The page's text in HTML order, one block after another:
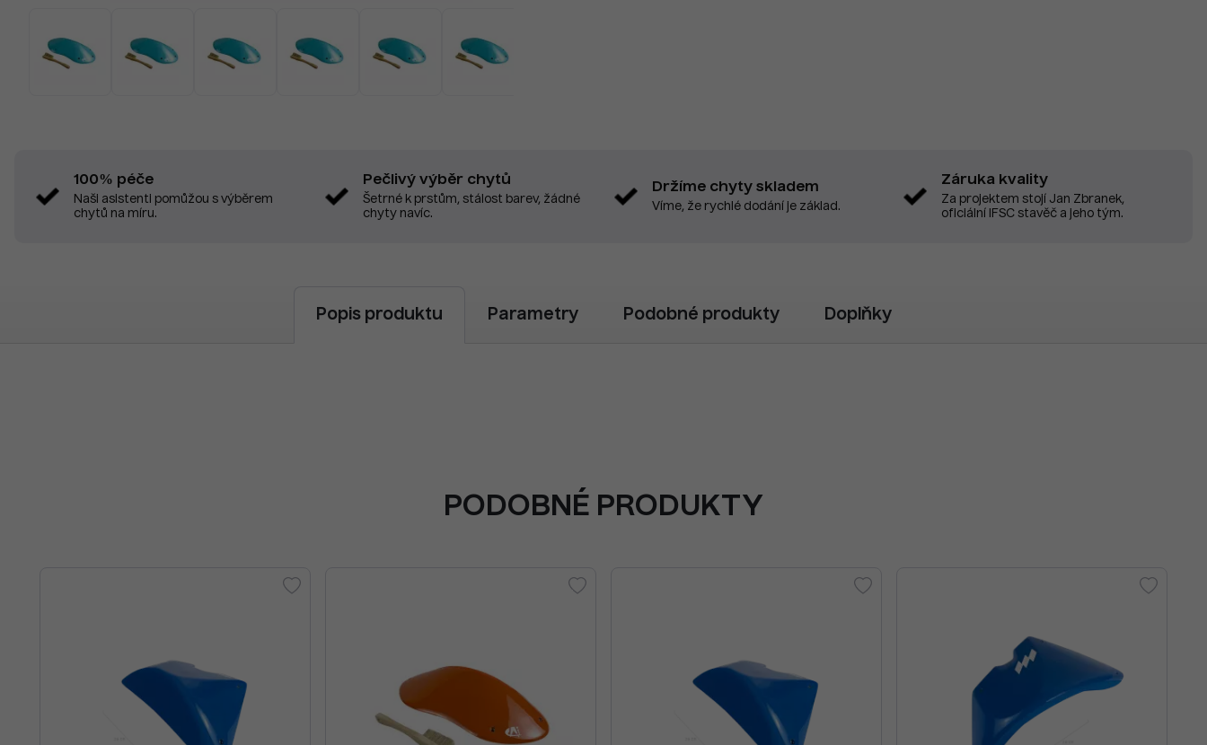
100% péče
Naši asistenti pomůžou s výběrem
chytů na míru.
Pečlivý výběr chytů
Šetrné k prstům, stálost barev, žádné
chyty navíc.
Držíme chyty skladem
Víme, že rychlé dodání je základ.
Záruka kvality
Za projektem stojí Jan Zbranek,
oficiální IFSC stavěč a jeho tým.
Popis produktu Parametry Podobné produkty Doplňky
PODOBNÉ PRODUKTY